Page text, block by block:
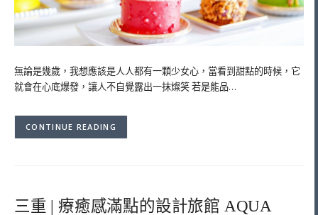
無論是幾歲，我想應該是人人都有一顆少女心，當看到甜點的時候，它
就會在心底爆發，讓人不自覺露出一抹燦笑 若是能品…
CONTINUE READING
三重 | 療癒感滿點的設計旅館 AQUA